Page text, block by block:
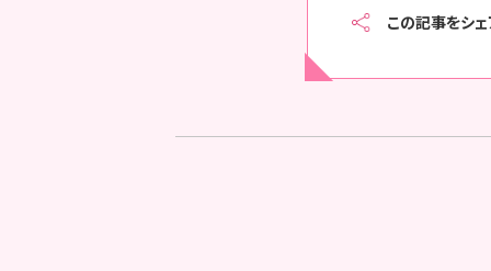
この記事をシ